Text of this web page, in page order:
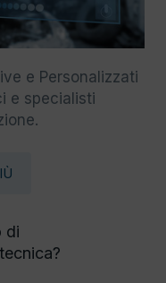
e Personalizzati
e specialisti
di